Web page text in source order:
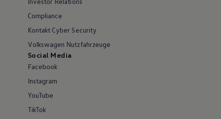
Compliance
Kontakt Cyber Security
Volkswagen Nutzfahrzeuge
Social Media
Facebook
Instagram
YouTube
TikTok